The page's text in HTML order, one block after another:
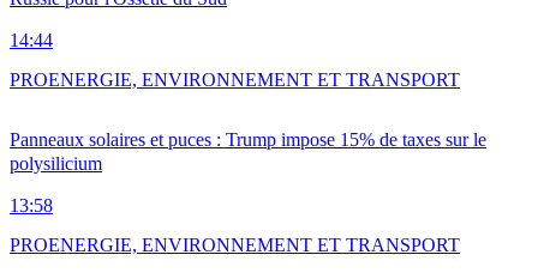
14:44
Panneaux solaires et puces : Trump impose 15% de taxes sur le
polysilicium
13:58
PROENERGIE, ENVIRONNEMENT ET TRANSPORT
PROENERGIE, ENVIRONNEMENT ET TRANSPORT